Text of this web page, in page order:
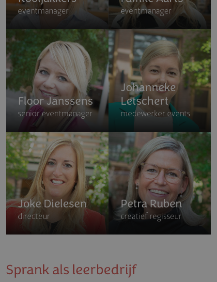
eventmanager eventmanager
Floor Janssens
senior eventmanager
Johanneke
Letschert
medewerker events
Joke Dielesen
directeur
Petra Ruben
creatief regisseur
Sprank als leerbedrijf